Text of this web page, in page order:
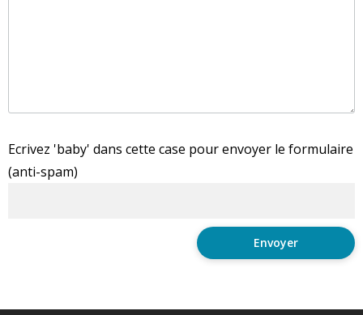
Ecrivez 'baby' dans cette case pour envoyer le formulaire
(anti-spam)